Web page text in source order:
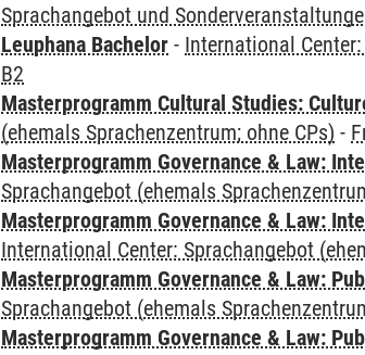
Sprachangebot und
Leuphana Bachelor - International
B2
Masterprogramm Cultural Studies:
(ehemals Sprachenzentrum; ohne CPs) -
Masterprogramm Governance & Law:
Sprachangebot (ehemals
Masterprogramm Governance & Law:
International Center: Sprachangebot
Masterprogramm Governance & Law:
Sprachangebot (ehemals
Masterprogramm Governance & Law: